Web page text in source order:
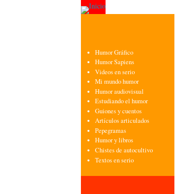
Humor Gráfico
Humor Sapiens
Videos en serio
Mi mundo humor
Humor audiovisual
Estudiando el humor
Guiones y cuentos
Artículos articulados
Pepegramas
Humor y libros
Chistes de autocultivo
Textos en serio